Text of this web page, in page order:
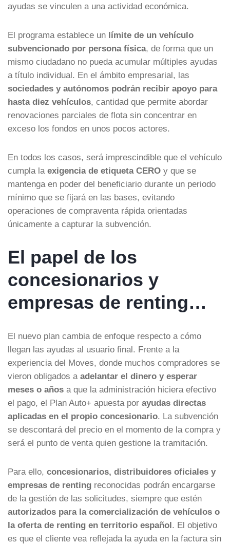
ayudas se vinculen a una actividad económica.
El programa establece un límite de un vehículo
subvencionado por persona física, de forma que un
mismo ciudadano no pueda acumular múltiples ayudas
a título individual. En el ámbito empresarial, las
sociedades y autónomos podrán recibir apoyo para
hasta diez vehículos, cantidad que permite abordar
renovaciones parciales de flota sin concentrar en
exceso los fondos en unos pocos actores.
En todos los casos, será imprescindible que el vehículo
cumpla la exigencia de etiqueta CERO y que se
mantenga en poder del beneficiario durante un periodo
mínimo que se fijará en las bases, evitando
operaciones de compraventa rápida orientadas
únicamente a capturar la subvención.
El papel de los
concesionarios y
empresas de renting…
El nuevo plan cambia de enfoque respecto a cómo
llegan las ayudas al usuario final. Frente a la
experiencia del Moves, donde muchos compradores se
vieron obligados a adelantar el dinero y esperar
meses o años a que la administración hiciera efectivo
el pago, el Plan Auto+ apuesta por ayudas directas
aplicadas en el propio concesionario. La subvención
se descontará del precio en el momento de la compra y
será el punto de venta quien gestione la tramitación.
Para ello, concesionarios, distribuidores oficiales y
empresas de renting reconocidas podrán encargarse
de la gestión de las solicitudes, siempre que estén
autorizados para la comercialización de vehículos o
la oferta de renting en territorio español. El objetivo
es que el cliente vea reflejada la ayuda en la factura sin